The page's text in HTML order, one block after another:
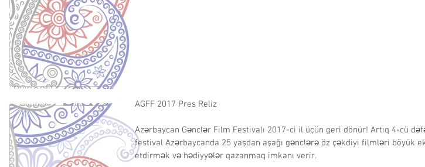
AGFF 2017 Pres Reliz
Azərbaycan Gənclər Film Festivalı 2017-ci il üçün geri dönür! Artıq 4-cü
festival Azərbaycanda 25 yaşdan aşağı gənclərə öz çəkdiyi filmləri böyük
etdirmək və hədiyyələr qazanmaq imkanı verir.